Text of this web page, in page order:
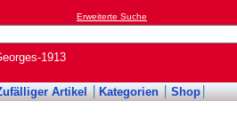
Erweiterte Suche
1913
Artikel Kategorien Shop